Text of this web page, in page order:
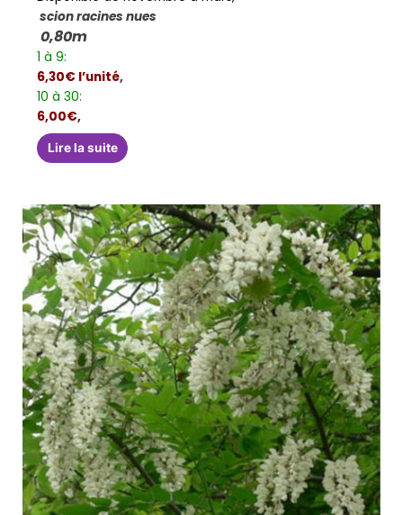
scion racines nues
0,80m
1 à 9:
6,30€ l’unité,
10 à 30:
6,00€,
Lire la suite